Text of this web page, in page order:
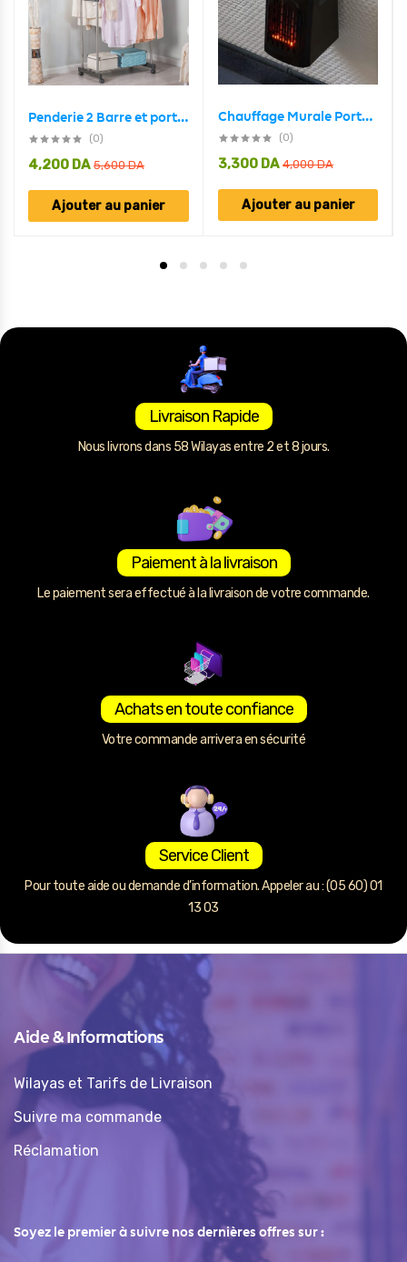
Penderie 2 Barre et porte-chaussures 2 en 1 en acier inoxydable
(0)
5,600DA
4,200 DA
Ajouter au panier
Chauffage Murale Portable Electrique 350W
(0)
4,000DA
3,300 DA
Ajouter au panier
Livraison Rapide
Nous livrons dans 58 Wilayas entre 2 et 8 jours.
Paiement à la livraison
Le paiement sera effectué à la livraison de votre commande.
Achats en toute confiance
Votre commande arrivera en sécurité
Service Client
Pour toute aide ou demande d’information. Appeler au : (05 60) 01
13 03
Aide & Informations
Wilayas et Tarifs de Livraison
Suivre ma commande
Réclamation
Soyez le premier à suivre nos dernières offres sur :